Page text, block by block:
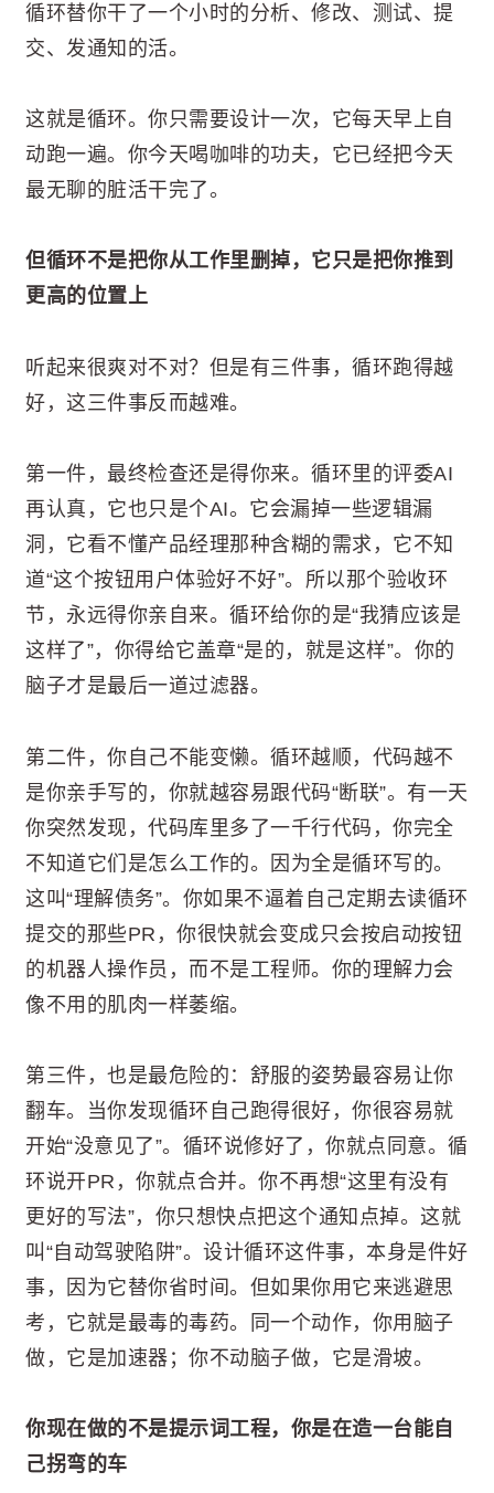
循环替你干了一个小时的分析、修改、测试、提
交、发通知的活。
这就是循环。你只需要设计一次，它每天早上自
动跑一遍。你今天喝咖啡的功夫，它已经把今天
最无聊的脏活干完了。
但循环不是把你从工作里删掉，它只是把你推到
更高的位置上
听起来很爽对不对？但是有三件事，循环跑得越
好，这三件事反而越难。
第一件，最终检查还是得你来。循环里的评委AI
再认真，它也只是个AI。它会漏掉一些逻辑漏
洞，它看不懂产品经理那种含糊的需求，它不知
道“这个按钮用户体验好不好”。所以那个验收环
节，永远得你亲自来。循环给你的是“我猜应该是
这样了”，你得给它盖章“是的，就是这样”。你的
脑子才是最后一道过滤器。
第二件，你自己不能变懒。循环越顺，代码越不
是你亲手写的，你就越容易跟代码“断联”。有一天
你突然发现，代码库里多了一千行代码，你完全
不知道它们是怎么工作的。因为全是循环写的。
这叫“理解债务”。你如果不逼着自己定期去读循环
提交的那些PR，你很快就会变成只会按启动按钮
的机器人操作员，而不是工程师。你的理解力会
像不用的肌肉一样萎缩。
第三件，也是最危险的：舒服的姿势最容易让你
翻车。当你发现循环自己跑得很好，你很容易就
开始“没意见了”。循环说修好了，你就点同意。循
环说开PR，你就点合并。你不再想“这里有没有
更好的写法”，你只想快点把这个通知点掉。这就
叫“自动驾驶陷阱”。设计循环这件事，本身是件好
事，因为它替你省时间。但如果你用它来逃避思
考，它就是最毒的毒药。同一个动作，你用脑子
做，它是加速器；你不动脑子做，它是滑坡。
你现在做的不是提示词工程，你是在造一台能自
己拐弯的车